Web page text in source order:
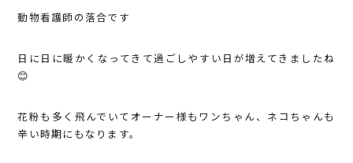
動物看護師の落合です
日に日に暖かくなってきて過ごしやすい日が増えてきましたね
😊
花粉も多く飛んでいてオーナー様もワンちゃん、ネコちゃんも
辛い時期にもなります。